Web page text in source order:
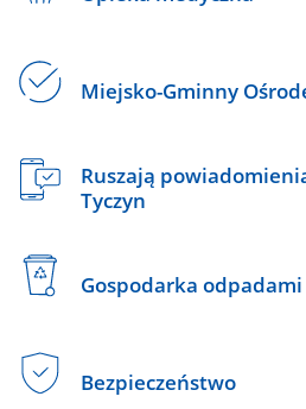
Miejsko-Gminny
Ruszają
Tyczyn
Gospodarka odpadami
Bezpieczeństwo